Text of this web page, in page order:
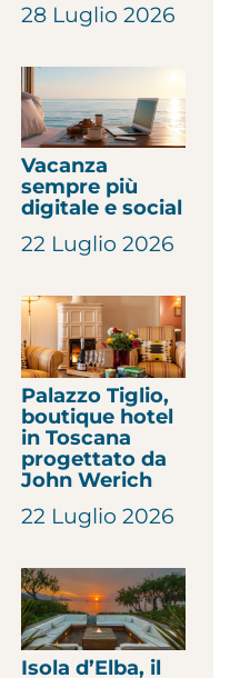
28 Luglio 2026
Vacanza
sempre più
digitale e social
22 Luglio 2026
Palazzo Tiglio,
boutique hotel
in Toscana
progettato da
John Werich
22 Luglio 2026
Isola d’Elba, il